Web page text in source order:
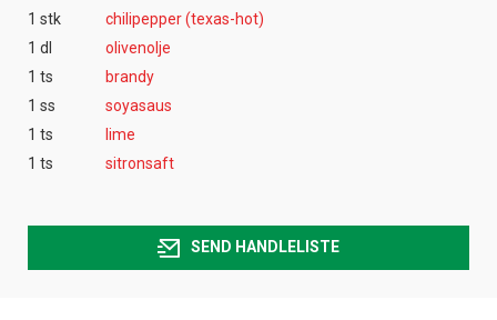
1 stk
chilipepper (texas-hot)
1 dl
olivenolje
1 ts
brandy
1 ss
soyasaus
1 ts
lime
1 ts
sitronsaft
SEND HANDLELISTE